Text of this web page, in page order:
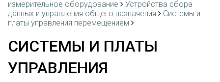
измерительное оборудование
Устройства сбора
данных и управления общего назначения
Системы и
платы управления перемещением
СИСТЕМЫ И ПЛАТЫ
УПРАВЛЕНИЯ